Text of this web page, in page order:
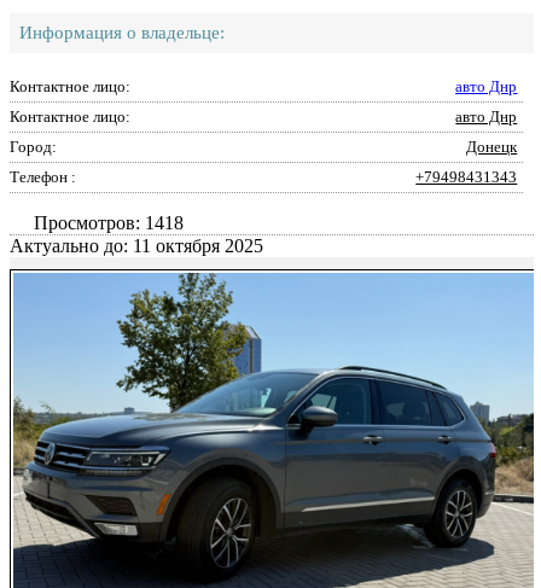
Информация о владельце:
Контактное лицо:
авто Днр
Контактное лицо:
авто Днр
Город:
Донецк
Телефон :
+79498431343
Просмотров: 1418
Актуально до: 11 октября 2025